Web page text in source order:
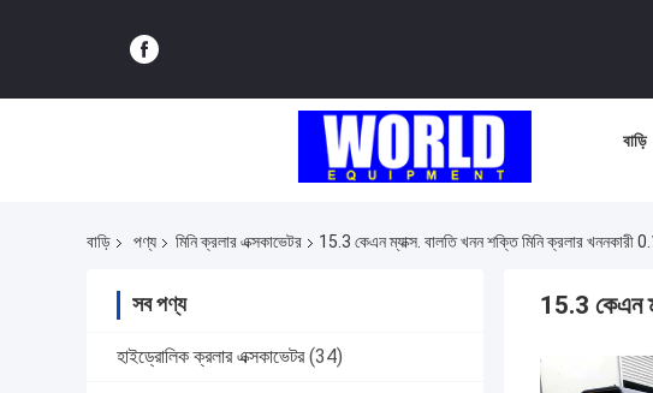
বাড়ি
বাড়ি পণ্য মিনি ক্রলার এক্সকাভেটর 15.3 কেএন ম্যাক্স. বালতি খনন শক্তি মিনি ক্রলার
সব পণ্য
হাইড্রোলিক ক্রলার এক্সকাভেটর (34)
15.3 কেএন